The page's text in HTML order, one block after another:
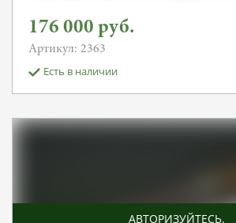
176 000 руб.
Артикул: 2363
Есть в наличии
АВТОРИЗУЙТЕСЬ,